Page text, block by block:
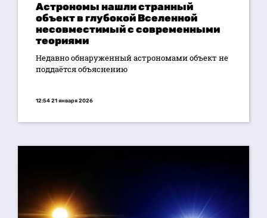
Астрономы нашли странный
объект в глубокой Вселенной
несовместимый с современными
теориями
Недавно обнаруженный астрономами объект не
поддаётся объяснению
12:54 21 января 2026